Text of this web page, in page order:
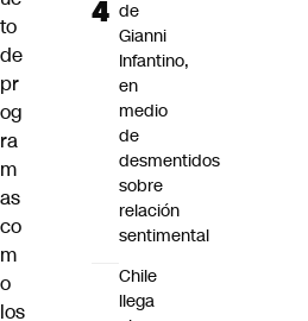
to
de
pr
og
ra
m
as
co
m
o
los
de
Gianni
Infantino,
en
medio
de
desmentidos
sobre
relación
sentimental
Chile
llega